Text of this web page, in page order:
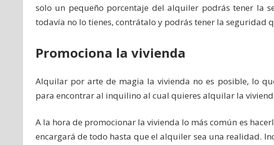
solo un pequeño porcentaje del alquiler podrás tener la
todavía no lo tienes, contrátalo y podrás tener la seguridad
Promociona la vivienda
Alquilar por arte de magia la vivienda no es posible, lo
para encontrar al inquilino al cual quieres alquilar la
A la hora de promocionar la vivienda lo más común es
encargará de todo hasta que el alquiler sea una realidad.